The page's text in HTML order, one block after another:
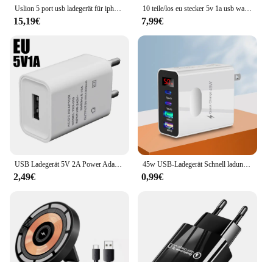
Uslion 5 port usb ladegerät für iphone 15 xiaomi led display multi usb ladestation universal telefon desktop wand eu us uk stecker
15,19€
10 teile/los eu stecker 5v 1a usb wand ladegerät tragbare netzteile für iphone 6 7 8 plus 11 12 13 14 samsung htc
7,99€
USB Ladegerät 5V 2A Power Adapter Reise Universal Handy Ladegerät Für iPhone Samsung Xiaomi Redmi LG EU/US Wand Ladestecker
2,49€
45w USB-Ladegerät Schnell ladung 4 Anschlüsse Typ C Telefon Ladegerät Adapter für iPhone Samsung Xiaomi Digital Display USB C Wand ladegerät
0,99€